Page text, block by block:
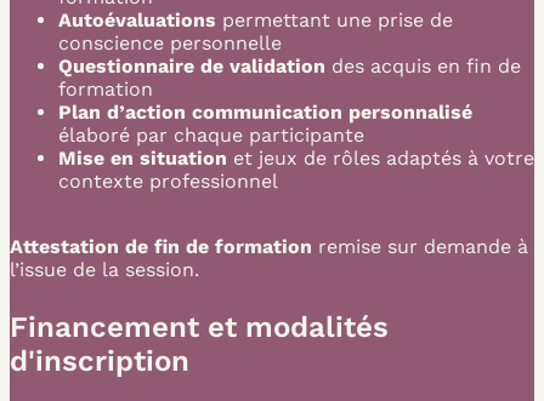
Autoévaluations permettant une prise de
conscience personnelle
Questionnaire de validation des acquis en fin de
formation
Plan d’action communication personnalisé
élaboré par chaque participante
Mise en situation et jeux de rôles adaptés à votre
contexte professionnel
Attestation de fin de formation remise sur demande à
l’issue de la session.
Financement et modalités
d'inscription